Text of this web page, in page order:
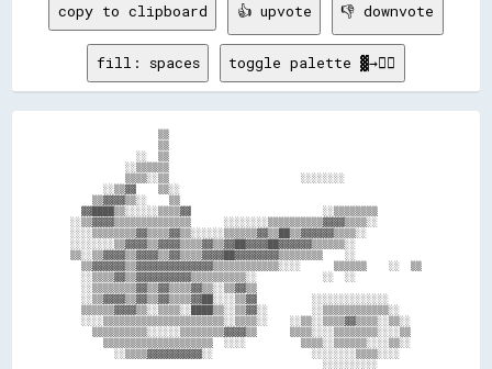
copy to clipboard 👍 upvote 👎 downvote
fill: spaces toggle palette ▓→✊🏽
                  ▒▒
                  ▒▒
              ░░  ▒▒
            ░░▒▒▒▒▒▒
            ▒▒▒▒░░▒▒                        ░░░░░░░░
        ░░▒▒▓▓    ▒▒░░
      ▒▒▓▓▓▓▒▒░░    ▒▒
    ▓▓████▒▒░░░░░░▒▒▒▒▓▓                        ░░▒▒▒▒▒▒▒▒
  ░░▒▒▓▓▓▓▒▒▒▒▒▒▒▒▒▒▒▒▒▒      ░░░░░░░░▒▒▒▒▒▒▒▒▒▒▓▓▓▓▒▒▒▒░░
  ░░░░▒▒▒▒▒▒▒▒▓▓▒▒▒▒▓▓▒▒░░░░░░▒▒▒▒▒▒▓▓▒▒██▒▒▓▓▓▓▓▓▒▒▒▒░░
  ░░░░░░░░▒▒▓▓▓▓▒▒▓▓▓▓▒▒▒▒▓▓▒▒▓▓██▓▓▓▓██▓▓▓▓▓▓▒▒▒▒▒▒░░
  ▒▒░░▒▒▓▓▓▓▒▒▓▓▓▓▒▒▓▓▒▒▒▒▓▓▓▓██▓▓▓▓▓▓▓▓▒▒▒▒▒▒▒▒    ░░
    ▒▒▓▓▓▓▓▓▒▒▓▓▓▓▓▓▓▓▓▓▓▓▓▓▒▒▒▒▒▒▒▒▒▒▒▒░░░░      ▒▒▒▒▒▒    ░░  ▒▒
    ░░▒▒▒▒▓▓▒▒▓▓▓▓▓▓▓▓▓▓▒▒▒▒▒▒▒▒▒▒░░            ░░  ░░
    ░░▒▒▒▒▒▒▒▒▓▓▒▒▓▓▒▒▒▒▓▓▒▒░░▒▒▓▓▒▒
    ░░▒▒▓▓▓▓▒▒▓▓▒▒▓▓▒▒▒▒▓▓██░░░░▒▒▓▓          ░░░░░░░░░░░░░░
    ▒▒▒▒▒▒▓▓▓▓▒▒░░▒▒▒▒░░████▒▒░░▒▒▓▓░░        ░░▒▒▒▒▒▒▒▒▒▒▒▒░░
    ░░░░▒▒▒▒▒▒▒▒▒▒▒▒▒▒▒▒▒▒▒▒▒▒░░▒▒▒▒░░    ░░▒▒░░▒▒▒▒▓▓▒▒▒▒░░▒▒░░
      ▒▒▒▒▒▒▒▒▒▒░░░░░░▒▒▒▒▒▒▒▒▓▓▓▓▒▒      ▒▒▒▒░░░░▒▒▒▒▒▒▒▒░░░░▒▒
        ▒▒▒▒▒▒▒▒▒▒▒▒▒▒▒▒▒▒▒▒  ░░░░          ▒▒▒▒░░▒▒▒▒▒▒░░░░▒▒░░
          ░░▒▒▒▒▓▓▓▓▓▓▓▓▓▓░░                  ░░░░░░░░▒▒▒▒░░░░
                                                ░░░░░░░░░░